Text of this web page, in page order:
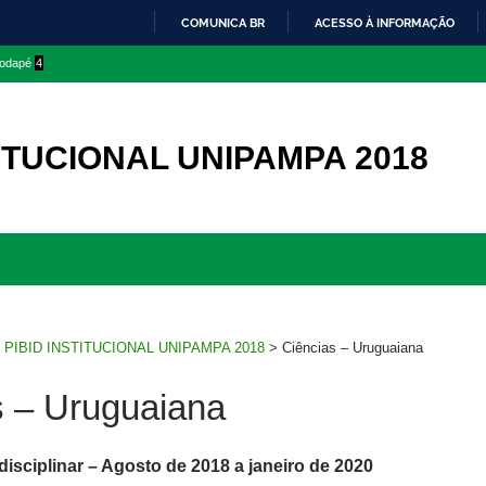
O
COMUNICA BR ACESSO À INFORMAÇÃO
4
UNIPAMPA 2018
PIBID INSTITUCIONAL UNIPAMPA 2018 > Ciências – Uruguaiana
– Uruguaiana
– Agosto de 2018 a janeiro de 2020